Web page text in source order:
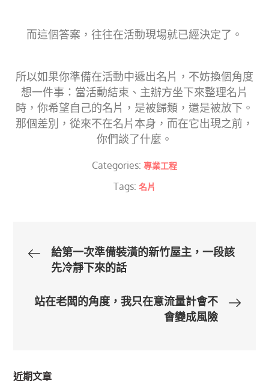
而這個答案，往往在活動現場就已經決定了。
所以如果你準備在活動中遞出名片，不妨換個角度
想一件事：當活動結束、主辦方坐下來整理名片
時，你希望自己的名片，是被歸類，還是被放下。
那個差別，從來不在名片本身，而在它出現之前，
你們談了什麼。
Categories: 專業工程
Tags: 名片
文給第一次準備裝潢的新竹屋主，一段該
先冷靜下來的話
站在老闆的角度，我只在意流量計會不
會變成風險
近期文章